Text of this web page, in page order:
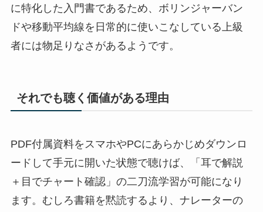
に特化した入門書であるため、ボリンジャーバン
ドや移動平均線を日常的に使いこなしている上級
者には物足りなさがあるようです。
それでも聴く価値がある理由
PDF付属資料をスマホやPCにあらかじめダウンロ
ードして手元に開いた状態で聴けば、「耳で解説
＋目でチャート確認」の二刀流学習が可能になり
ます。むしろ書籍を黙読するより、ナレーターの